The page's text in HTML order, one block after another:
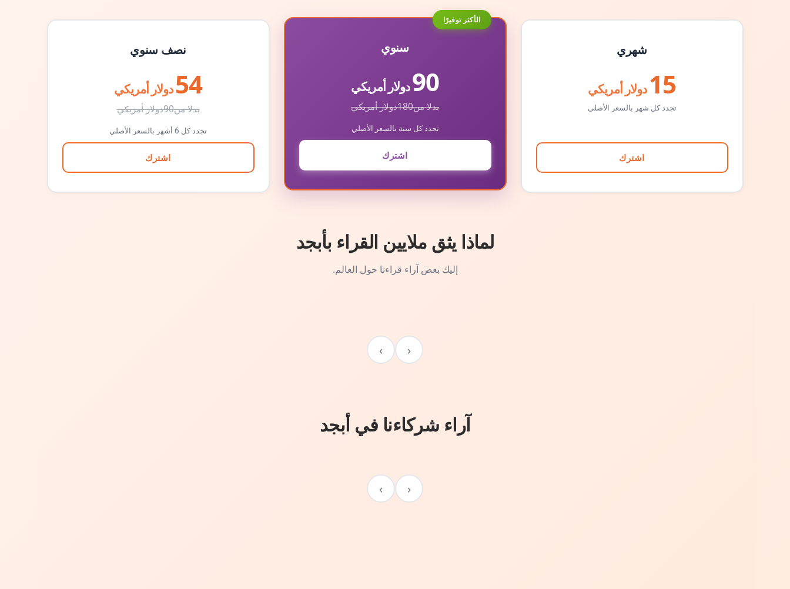
شهري
15 دولار أمريكي
تجدد كل شهر بالسعر الأصلي
اشترك
الأكثر توفيرًا
سنوي
90دولار أمريكي
بدلا من180دولار أمريكي
تجدد كل سنة بالسعر الأصلي
اشترك
نصف سنوي
54 دولار أمريكي
بدلا من90دولار أمريكي
تجدد كل 6 أشهر بالسعر الأصلي
اشترك
لماذا يثق ملايين القراء بأبجد
إليك بعض آراء قراءنا حول العالم.
‹
›
آراء شركاءنا في أبجد
‹
›